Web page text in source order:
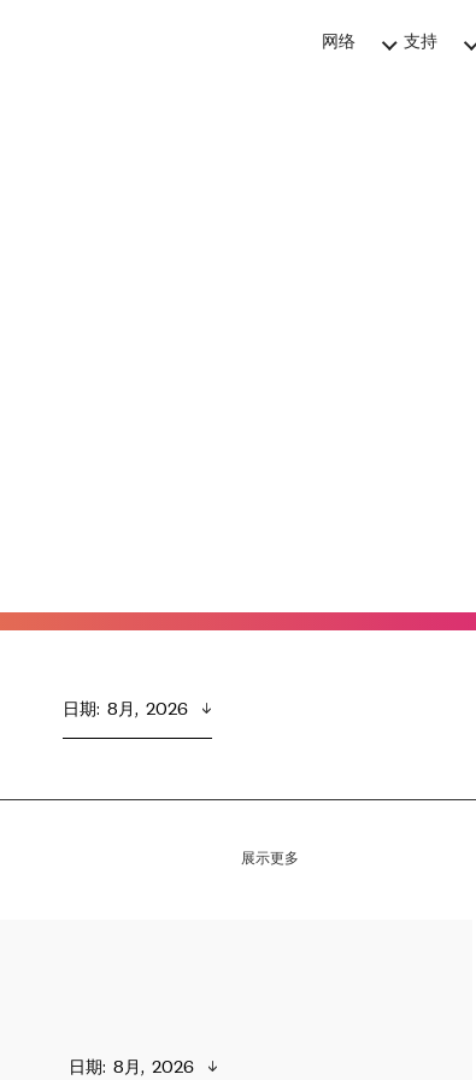
网络 支持
日期: 8月,  2026
展示更多
日期: 8月,  2026